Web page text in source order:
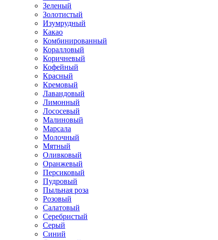
Зеленый
Золотистый
Изумрудный
Какао
Комбинированный
Коралловый
Коричневый
Кофейный
Красный
Кремовый
Лавандовый
Лимонный
Лососевый
Малиновый
Марсала
Молочный
Мятный
Оливковый
Оранжевый
Персиковый
Пудровый
Пыльная роза
Розовый
Салатовый
Серебристый
Серый
Синий